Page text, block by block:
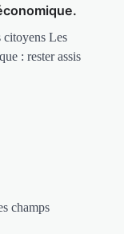
citoyens Les
: rester assis
champs